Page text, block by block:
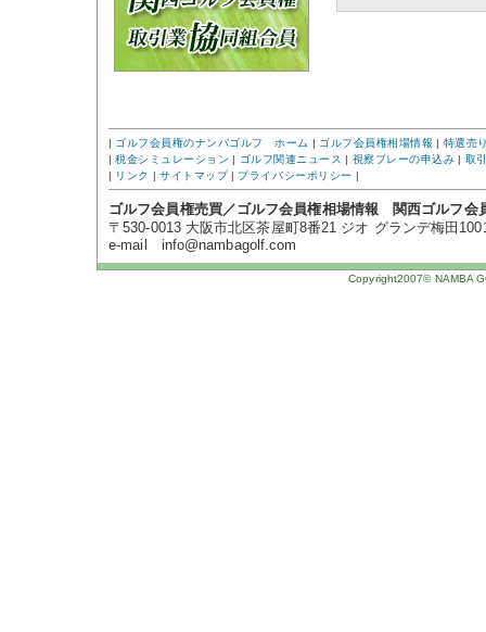
| ゴルフ会員権のナンバゴルフ ホーム | ゴルフ会員権相場情報 | 特選売
|税金シミュレーション | ゴルフ関連ニュース | 視察プレーの申込み | 取
| リンク |サイトマップ| プライバシーポリシー |
ゴルフ会員権売買／ゴルフ会員権相場情報 関西ゴルフ
〒530-0013 大阪市北区茶屋町8番21 ジオ グランデ梅田
e-mail info@nambagolf.com
Copyright2007© NAMBA